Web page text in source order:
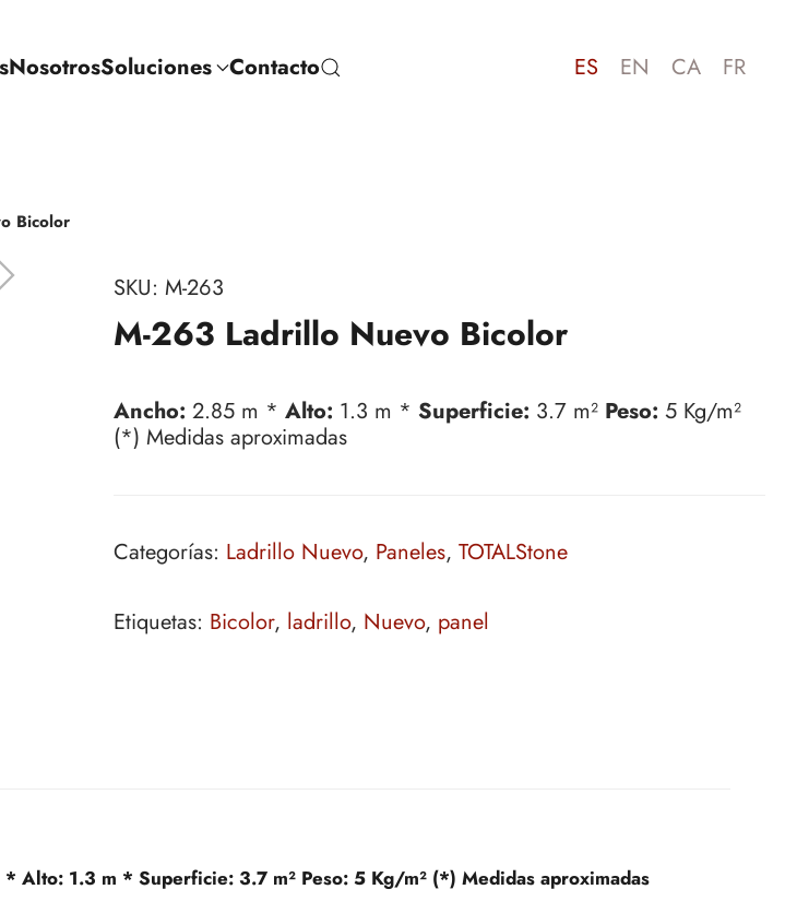
NosotrosSoluciones Contacto ES EN CA FR
Bicolor
SKU: M-263
M-263 Ladrillo Nuevo Bicolor
Ancho: 2.85 m * Alto: 1.3 m * Superficie: 3.7 m² Peso: 5 Kg/m²
(*) Medidas aproximadas
Categorías: Ladrillo Nuevo, Paneles, TOTALStone
Etiquetas: Bicolor, ladrillo, Nuevo, panel
*Alto: 1.3 m *Superficie: 3.7 m² Peso: 5 Kg/m² (*) Medidas aproximadas